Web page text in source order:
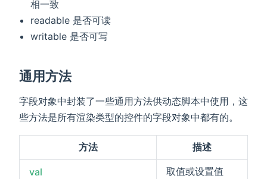
相一致
readable 是否可读
writable 是否可写
通用方法
字段对象中封装了一些通用方法供动态脚本中使用，这
些方法是所有渲染类型的控件的字段对象中都有的。
方法 描述
val 取值或设置值